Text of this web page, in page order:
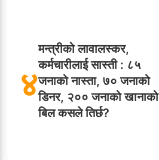
४
मन्त्रीको लावालस्कर,
कर्मचारीलाई सास्ती : ८५
जनाको नास्ता, ७० जनाको
डिनर, २०० जनाको खानाको
बिल कसले तिर्छ?